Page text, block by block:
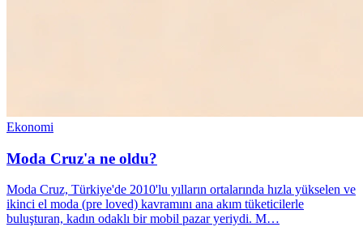
Ekonomi
Moda Cruz'a ne oldu?
Moda Cruz, Türkiye'de 2010'lu yılların ortalarında hızla yükselen ve
ikinci el moda (pre loved) kavramını ana akım tüketicilerle
buluşturan, kadın odaklı bir mobil pazar yeriydi. M…